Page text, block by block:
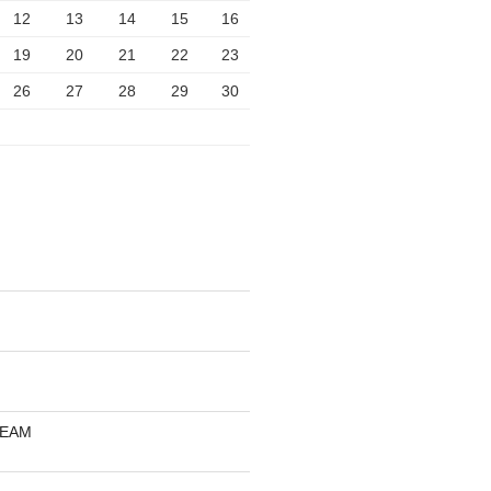
12 13 14 15 16
19 20 21 22 23
26 27 28 29 30